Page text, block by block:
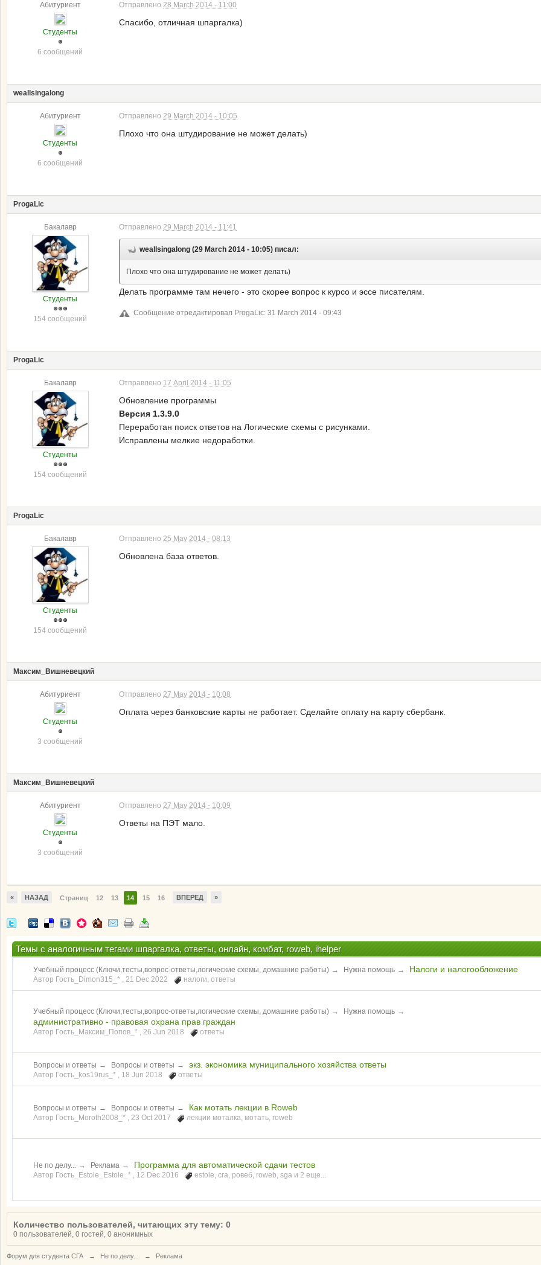
Абитуриент
Студенты
6 сообщений
Отправлено 28 March 2014 - 11:00
Спасибо, отличная шпаргалка)
weallsingalong
Абитуриент
Студенты
6 сообщений
Отправлено 29 March 2014 - 10:05
Плохо что она штудирование не может делать)
ProgaLic
Бакалавр
Студенты
154 сообщений
Отправлено 29 March 2014 - 11:41
weallsingalong (29 March 2014 - 10:05) писал:
Плохо что она штудирование не может делать)
Делать программе там нечего - это скорее вопрос к курсо и эссе писателям.
Сообщение отредактировал ProgaLic: 31 March 2014 - 09:43
ProgaLic
Бакалавр
Студенты
154 сообщений
Отправлено 17 April 2014 - 11:05
Обновление программы
Версия 1.3.9.0
Переработан поиск ответов на Логические схемы с рисунками.
Исправлены мелкие недоработки.
ProgaLic
Бакалавр
Студенты
154 сообщений
Отправлено 25 May 2014 - 08:13
Обновлена база ответов.
Maксим_Вишневецкий
Абитуриент
Студенты
3 сообщений
Отправлено 27 May 2014 - 10:08
Оплата через банковские карты не работает. Сделайте оплату на карту сбербанк.
Maксим_Вишневецкий
Абитуриент
Студенты
3 сообщений
Отправлено 27 May 2014 - 10:09
Ответы на ПЭТ мало.
« НАЗАД Страниц 12 13 14 15 16 ВПЕРЕД »
Темы с аналогичным тегами шпаргалка, ответы, онлайн, комбат, roweb, ihelper
Учебный процесс (Ключи,тесты,вопрос-ответы,логические схемы, домашние работы) → Нужна помощь → Налоги и налогообложение
Автор Гость_Dimon315_* , 21 Dec 2022 налоги, ответы
Учебный процесс (Ключи,тесты,вопрос-ответы,логические схемы, домашние работы) → Нужна помощь →
административно - правовая охрана прав граждан
Автор Гость_Максим_Попов_* , 26 Jun 2018 ответы
Вопросы и ответы → Вопросы и ответы → экз. экономика муниципального хозяйства ответы
Автор Гость_kos19rus_* , 18 Jun 2018 ответы
Вопросы и ответы → Вопросы и ответы → Как мотать лекции в Roweb
Автор Гость_Moroth2008_* , 23 Oct 2017 лекции моталка, мотать, roweb
Не по делу... → Реклама → Программа для автоматической сдачи тестов
Автор Гость_Estole_Estole_* , 12 Dec 2016 estole, сга, ровеб, roweb, sga и 2 еще...
Количество пользователей, читающих эту тему: 0
0 пользователей, 0 гостей, 0 анонимных
Форум для студента СГА → Не по делу... → Реклама